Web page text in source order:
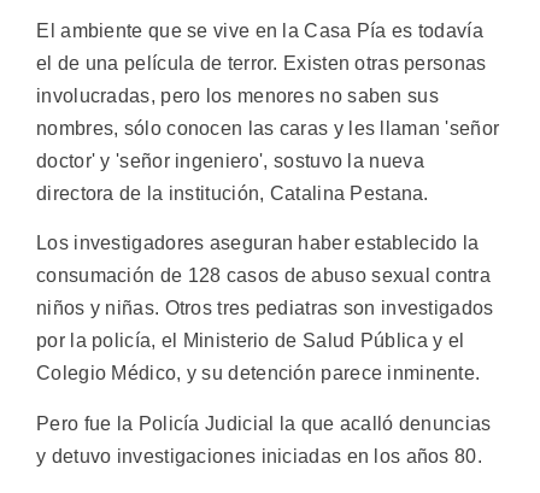
El ambiente que se vive en la Casa Pía es todavía
el de una película de terror. Existen otras personas
involucradas, pero los menores no saben sus
nombres, sólo conocen las caras y les llaman 'señor
doctor' y 'señor ingeniero', sostuvo la nueva
directora de la institución, Catalina Pestana.
Los investigadores aseguran haber establecido la
consumación de 128 casos de abuso sexual contra
niños y niñas. Otros tres pediatras son investigados
por la policía, el Ministerio de Salud Pública y el
Colegio Médico, y su detención parece inminente.
Pero fue la Policía Judicial la que acalló denuncias
y detuvo investigaciones iniciadas en los años 80.